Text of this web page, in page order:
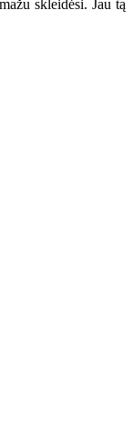
skleidėsi. Jau tą